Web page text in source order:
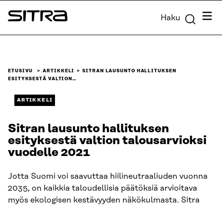
Siirry
suoraan
Sitra Haku
ETUSIVU ARTIKKELI
SITRAN LAUSUNTO HALLITUKSEN
ESITYKSESTÄ VALTION…
ARTIKKELI
Sitran lausunto hallituksen
esityksestä valtion talousarvioksi
vuodelle 2021
Jotta Suomi voi saavuttaa hiilineutraaliuden vuonna
2035, on kaikkia taloudellisia päätöksiä arvioitava
myös ekologisen kestävyyden näkökulmasta. Sitra